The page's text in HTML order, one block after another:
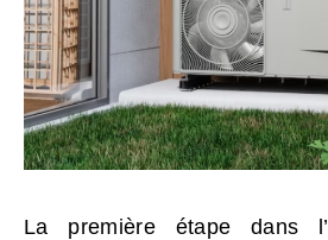
La première étape dans l’